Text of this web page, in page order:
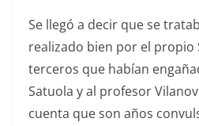
Se llegó a decir que se
realizado bien por el
terceros que habían
Satuola y al profesor
cuenta que son años